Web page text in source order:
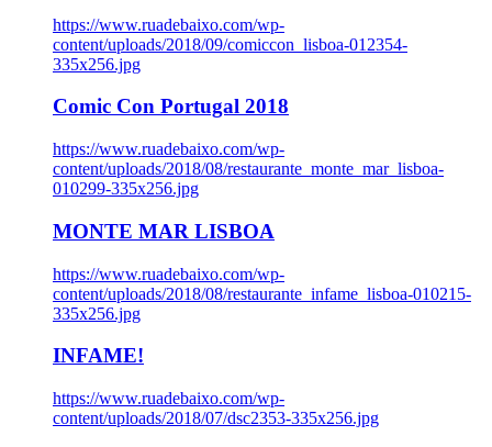
https://www.ruadebaixo.com/wp-
content/uploads/2018/09/comiccon_lisboa-012354-
335x256.jpg
Comic Con Portugal 2018
https://www.ruadebaixo.com/wp-
content/uploads/2018/08/restaurante_monte_mar_lisboa-
010299-335x256.jpg
MONTE MAR LISBOA
https://www.ruadebaixo.com/wp-
content/uploads/2018/08/restaurante_infame_lisboa-010215-
335x256.jpg
INFAME!
https://www.ruadebaixo.com/wp-
content/uploads/2018/07/dsc2353-335x256.jpg